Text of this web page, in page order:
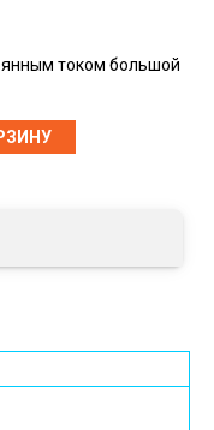
током большой